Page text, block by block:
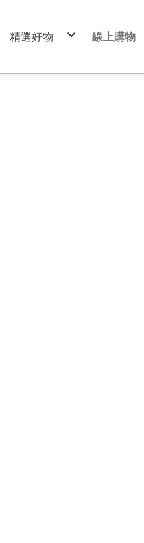
精選好物 線上購物
日本